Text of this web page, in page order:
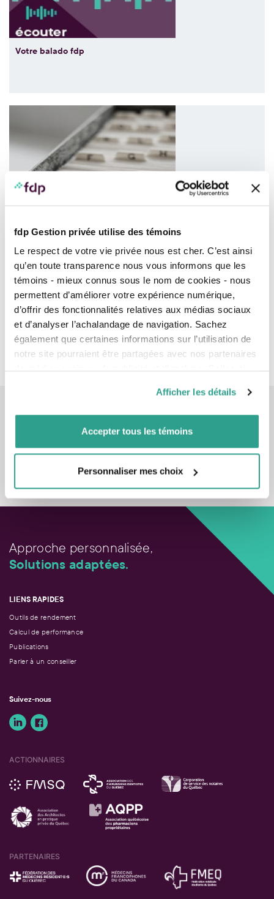
fdp Gestion privée utilise des témoins
Le respect de votre vie privée nous est cher. C’est ainsi
qu’en toute transparence nous vous informons que les
témoins - mieux connus sous le nom de cookies - nous
permettent d’améliorer votre expérience numérique,
d’offrir des fonctionnalités relatives aux médias sociaux
et d’analyser l’achalandage de navigation. Sachez
également que certaines informations sur l’utilisation de
notre site pourraient être partagées avec nos partenaires
vous leur auriez fournies ou qu’ils auraient collectées lors
de votre utilisation de leurs services.
Afficher les détails
Accepter tous les témoins
Personnaliser mes choix
Votre balado fdp
Informez-vous
Quoi de neuf ?
Votre balado fdp
Tous nos sujets
Approche personnalisée,
Solutions adaptées.
LIENS RAPIDES
Outils de rendement
Calcul de performance
Publications
Parler à un conseiller
Suivez-nous
ACTIONNAIRES
PARTENAIRES